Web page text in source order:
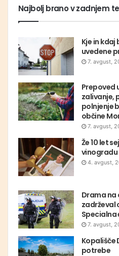
Najbolj brano v zadnjem
Kje in
uvedene
7. avgust,
Prepoved
zalivanje,
polnjenje
občine
7. avgust,
Že 10 let
vinogradu
4. avgust,
Drama na
zadrževal
Specialna
7. avgust,
Kopališče
potrebe